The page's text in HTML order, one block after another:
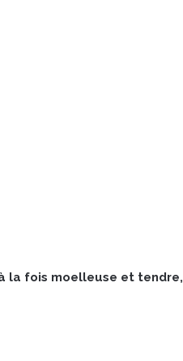
la fois moelleuse et tendre,